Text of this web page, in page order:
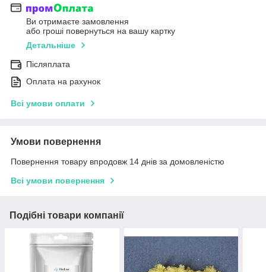
Ви отримаєте замовлення
або гроші повернуться на вашу картку
Детальніше
Післяплата
Оплата на рахунок
Всі умови оплати
Умови повернення
Повернення товару впродовж 14 днів за домовленістю
Всі умови повернення
Подібні товари компанії